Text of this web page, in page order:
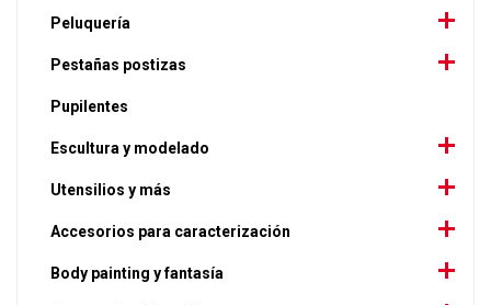
Peluquería
Pestañas postizas
Pupilentes
Escultura y modelado
Utensilios y más
Accesorios para caracterización
Body painting y fantasía